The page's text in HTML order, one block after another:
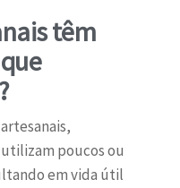
têm
poucos ou
em vida útil